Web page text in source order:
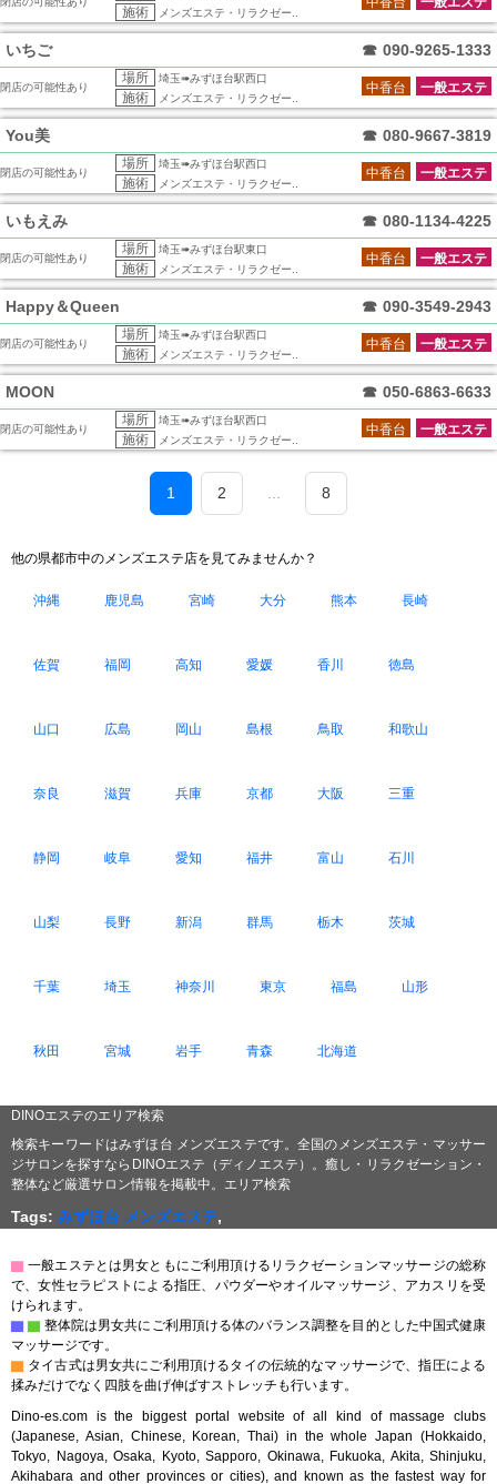
施術 メンズエステ・リラクゼー..
いちご ☎ 090-9265-1333
閉店の可能性あり
場所 埼玉➠みずほ台駅西口
施術 メンズエステ・リラクゼー..
一般エステ
中香台
You美 ☎ 080-9667-3819
閉店の可能性あり
場所 埼玉➠みずほ台駅西口
施術 メンズエステ・リラクゼー..
一般エステ
中香台
いもえみ ☎ 080-1134-4225
閉店の可能性あり
場所 埼玉➠みずほ台駅東口
施術 メンズエステ・リラクゼー..
一般エステ
中香台
Happy＆Queen ☎ 090-3549-2943
閉店の可能性あり
場所 埼玉➠みずほ台駅西口
施術 メンズエステ・リラクゼー..
一般エステ
中香台
MOON ☎ 050-6863-6633
閉店の可能性あり
場所 埼玉➠みずほ台駅西口
施術 メンズエステ・リラクゼー..
一般エステ
中香台
1 2 8
他の県都市中のメンズエステ店を見てみませんか？
沖縄 鹿児島 宮崎 大分 熊本 長崎
佐賀 福岡 高知 愛媛 香川 徳島
山口 広島 岡山 島根 鳥取 和歌山
奈良 滋賀 兵庫 京都 大阪 三重
静岡 岐阜 愛知 福井 富山 石川
山梨 長野 新潟 群馬 栃木 茨城
千葉 埼玉 神奈川 東京 福島 山形
秋田 宮城 岩手 青森 北海道
DINOエステのエリア検索
検索キーワードはみずほ台 メンズエステです。全国のメンズエステ・マッサー
ジサロンを探すならDINOエステ（ディノエステ）。癒し・リラクゼーション・
整体など厳選サロン情報を掲載中。エリア検索
Tags: みずほ台 メンズエステ,
▇ 一般エステとは男女ともにご利用頂けるリラクゼーションマッサージの総称
で、女性セラピストによる指圧、パウダーやオイルマッサージ、アカスリを受
けられます。
▇ ▇ 整体院は男女共にご利用頂ける体のバランス調整を目的とした中国式健康
マッサージです。
▇ タイ古式は男女共にご利用頂けるタイの伝統的なマッサージで、指圧による
揉みだけでなく四肢を曲げ伸ばすストレッチも行います。
Dino-es.com is the biggest portal website of all kind of massage clubs
(Japanese, Asian, Chinese, Korean, Thai) in the whole Japan (Hokkaido,
Tokyo, Nagoya, Osaka, Kyoto, Sapporo, Okinawa, Fukuoka, Akita, Shinjuku,
Akihabara and other provinces or cities), and known as the fastest way for